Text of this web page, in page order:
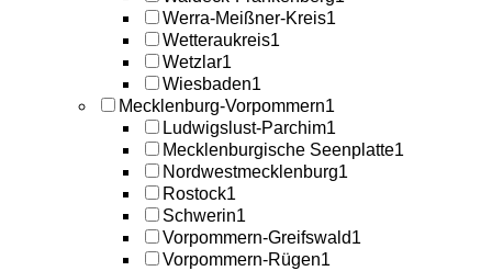
Werra-Meißner-Kreis1
Wetteraukreis1
Wetzlar1
Wiesbaden1
Mecklenburg-Vorpommern1
Ludwigslust-Parchim1
Mecklenburgische Seenplatte1
Nordwestmecklenburg1
Rostock1
Schwerin1
Vorpommern-Greifswald1
Vorpommern-Rügen1